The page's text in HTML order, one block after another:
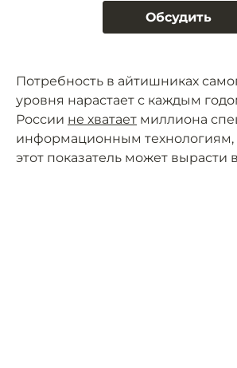
Обсудить
Потребность в айтишниках
уровня нарастает с каждым
России не хватает миллиона
информационным технологиям,
этот показатель может вырасти